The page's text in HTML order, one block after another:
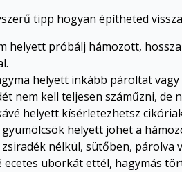
tipp hogyan építheted
helyett próbálj hámozott,
helyett inkább pároltat
nem kell teljesen száműzni, de
helyett kísérletezhetsz
helyett jöhet a
nélkül, sütőben, párolva
ecetes uborkát ettél, hagymás